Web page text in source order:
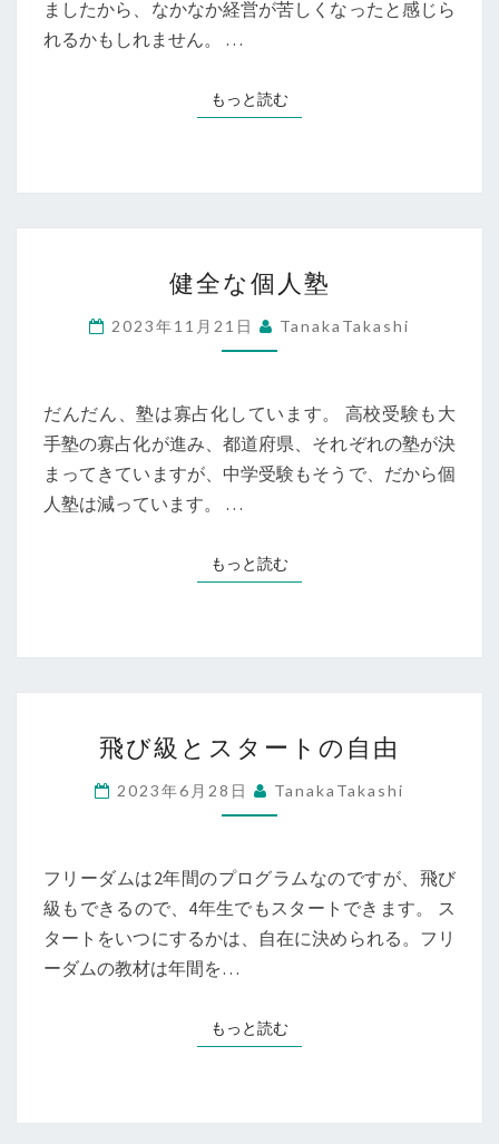
辞
し
ましたから、なかなか経営が苦しくなったと感じら
れるかもしれません。 …
もっと読むもっと読む
全
な
個
塾
健全な個人塾
2023年11月21日 TanakaTakashi
だんだん、塾は寡占化しています。 高校受験も大
手塾の寡占化が進み、都道府県、それぞれの塾が決
まってきていますが、中学受験もそうで、だから個
人塾は減っています。 …
もっと読むもっと読む
び
級
と
タ
ー
ト
由
飛び級とスタートの自由
2023年6月28日 TanakaTakashi
フリーダムは2年間のプログラムなのですが、飛び
級もできるので、4年生でもスタートできます。 ス
タートをいつにするかは、自在に決められる。フリ
ーダムの教材は年間を…
もっと読むもっと読む